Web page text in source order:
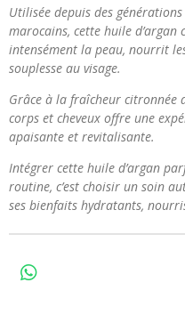
Utilisée depuis des
marocains, cette huile
intensément la peau, nourrit
souplesse au visage.
Grâce à la fraîcheur citronnée
corps et cheveux offre une
apaisante et revitalisante.
Intégrer cette huile d’argan
routine, c’est choisir un soin
ses bienfaits hydratants,
W